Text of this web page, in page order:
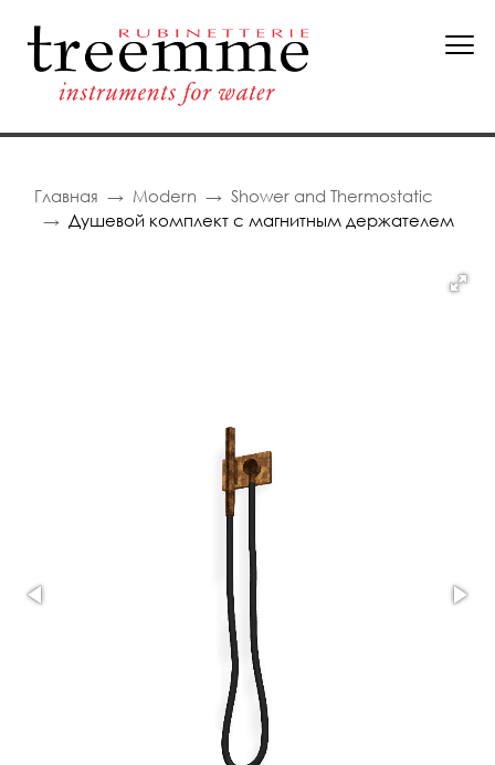
Главная Modern
Shower and Thermostatic
Душевой комплект с магнитным держателем